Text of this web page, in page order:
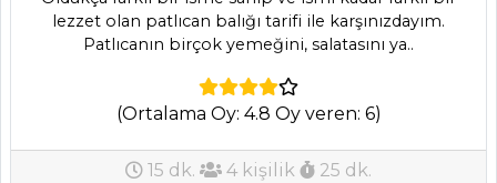
Çorbası Tarifi, Nasıl
Yapılır?
Tarifleri
lezzet olan patlıcan balığı tarifi ile karşınızdayım.
Patlıcanın birçok yemeğini, salatasını ya..
(Ortalama Oy: 4.8 Oy veren: 6)
15 dk. 4 kişilik 25 dk.